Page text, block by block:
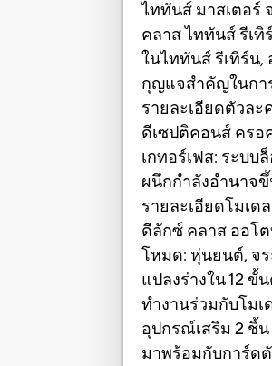
ไททันส์ มาสเตอร์
คลาส ไททันส์ รีเ
ในไททันส์ รีเทิร์น
กุญแจสำคัญในกา
รายละเอียดตัวละ
ดีเซปติคอนส์ ครอ
เกทอร์เฟส: ระบบ
ผนึกกำลังอำนาจ
รายละเอียดโมเด
ดีลักซ์ คลาส ออโ
โหมด: หุ่นยนต์, จร
แปลงร่างใน 12 ขั้
ทำงานร่วมกับโม
อุปกรณ์เสริม 2 ชิ้น
มาพร้อมกับการ์ด